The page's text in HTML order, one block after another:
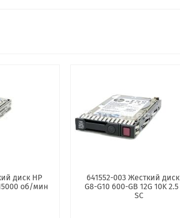
диск HP
об/мин
641552-003 Жесткий
G8-G10 600-GB 12G 10K 2.5
SC